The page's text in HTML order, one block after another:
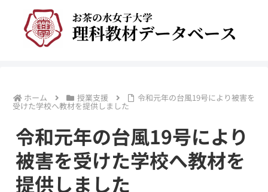
ホーム 授業支援 令和元年の台風19号により被害を
受けた学校へ教材を提供しました
令和元年の台風19号により
被害を受けた学校へ教材を
提供しました